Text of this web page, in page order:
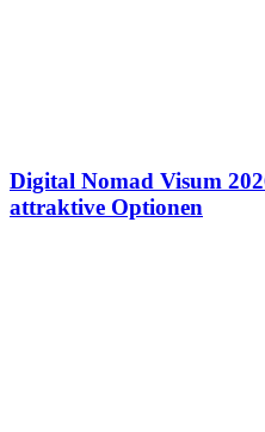
Digital Nomad Visum
attraktive Optionen